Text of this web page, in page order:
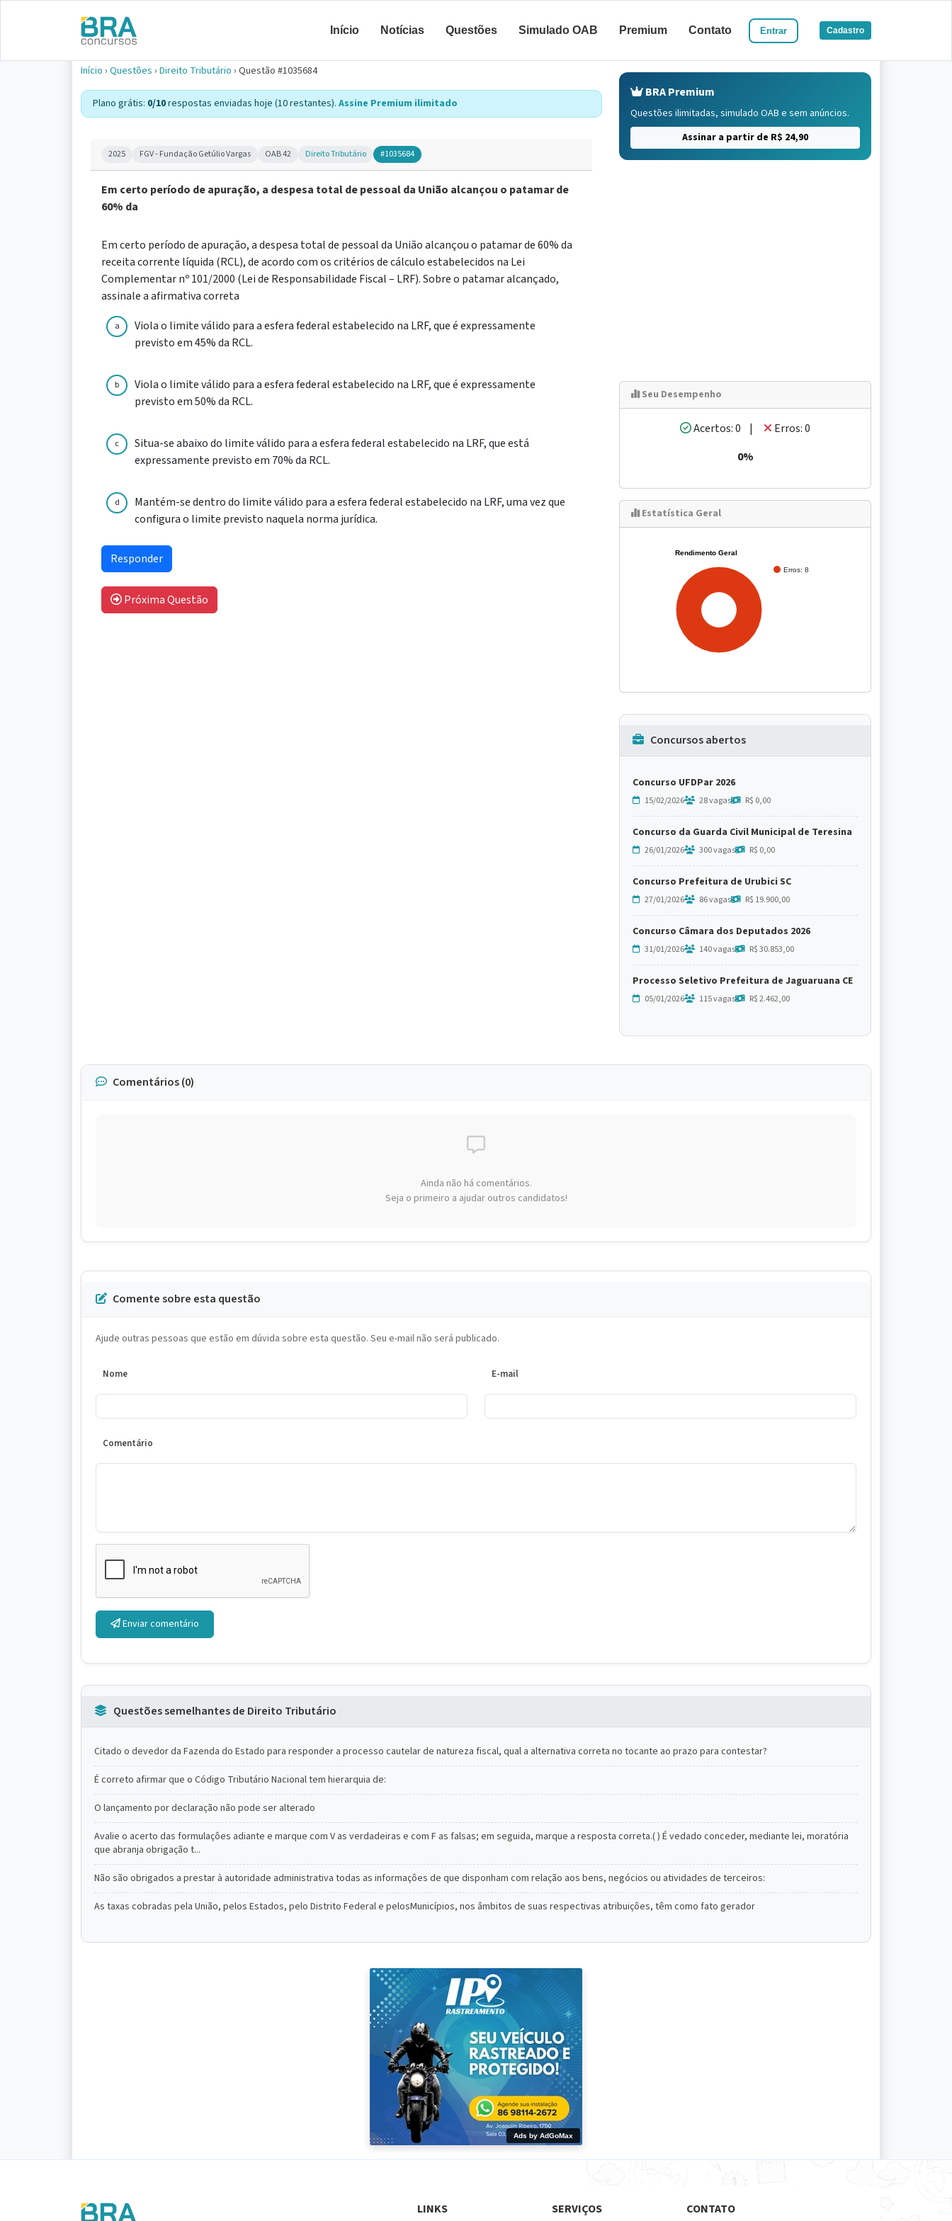
Início Notícias Questões Simulado OAB Premium Contato Entrar Cadastro
Início › Questões › Direito Tributário › Questão #1035684
Plano grátis: 0/10respostas enviadas hoje (10 restantes). Assine Premium ilimitado
2025 FGV - Fundação Getúlio Vargas OAB 42 Direito Tributário #1035684
Em certo período de apuração, a despesa total de pessoal da União alcançou o patamar de
60% da
Em certo período de apuração, a despesa total de pessoal da União alcançou o patamar de 60% da
receita corrente líquida (RCL), de acordo com os critérios de cálculo estabelecidos na Lei
Complementar nº 101/2000 (Lei de Responsabilidade Fiscal – LRF). Sobre o patamar alcançado,
assinale a afirmativa correta
a
Viola o limite válido para a esfera federal estabelecido na LRF, que é expressamente
previsto em 45% da RCL.
b
Viola o limite válido para a esfera federal estabelecido na LRF, que é expressamente
previsto em 50% da RCL.
c
Situa-se abaixo do limite válido para a esfera federal estabelecido na LRF, que está
expressamente previsto em 70% da RCL.
d
Mantém-se dentro do limite válido para a esfera federal estabelecido na LRF, uma vez que
configura o limite previsto naquela norma jurídica.
Próxima Questão
BRA Premium
Questões ilimitadas, simulado OAB e sem anúncios.
Assinar a partir de R$ 24,90
Seu Desempenho
Acertos: 0 |
Erros: 0
0%
Estatística Geral
Rendimento Geral
Erros: 8
Concursos abertos
Concurso UFDPar 2026
15/02/2026 28 vagas R$ 0,00
Concurso da Guarda Civil Municipal de Teresina
26/01/2026 300 vagas R$ 0,00
Concurso Prefeitura de Urubici SC
27/01/2026 86 vagas R$ 19.900,00
Concurso Câmara dos Deputados 2026
31/01/2026 140 vagas R$ 30.853,00
Processo Seletivo Prefeitura de Jaguaruana CE
05/01/2026 115 vagas R$ 2.462,00
Comentários (0)
Ainda não há comentários.
Seja o primeiro a ajudar outros candidatos!
Comente sobre esta questão
Ajude outras pessoas que estão em dúvida sobre esta questão. Seu e-mail não será publicado.
Nome E-mail
Comentário
Enviar comentário
Questões semelhantes de Direito Tributário
Citado o devedor da Fazenda do Estado para responder a processo cautelar de natureza fiscal, qual a alternativa correta no tocante ao prazo para contestar?
É correto afirmar que o Código Tributário Nacional tem hierarquia de:
O lançamento por declaração não pode ser alterado
Avalie o acerto das formulaçôes adiante e marque com V as verdadeiras e com F as falsas; em seguida, marque a resposta correta.( ) É vedado conceder, mediante lei, moratória
que abranja obrigação t...
Não são obrigados a prestar à autoridade administrativa todas as informaçôes de que disponham com relação aos bens, negócios ou atividades de terceiros:
As taxas cobradas pela União, pelos Estados, pelo Distrito Federal e pelosMunicípios, nos âmbitos de suas respectivas atribuiçôes, têm como fato gerador
Ads by AdGoMax
LINKS SERVIÇOS CONTATO